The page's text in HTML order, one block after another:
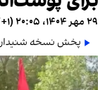
۲۹ مهر ۱۴۰۴، ۲۰:۰۵ (‎+۱ گرینویچ)
پخش نسخه